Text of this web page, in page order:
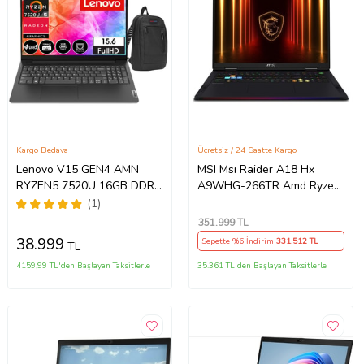
Lenovo V15 GEN4 AMN
RYZEN5 7520U 16GB DDR5
1TB SSD 15.6" Dos FHD
882YU00QYTX03+ZettaÇanta
(1)
Kargo Bedava
38.999 TL
4159,99 TL'den Başlayan Taksitlerle
MSI Msı Raider A18 Hx
A9WHG-266TR Amd Ryzen
Ddr5 2tb SSD Rtx 5070 Ti
12GB Gddr7 18.0" Qhd+
Windows 11 Pro K42
Ücretsiz / 24 Saatte Kargo
351.999TL
Sepette %6 İndirim331.512TL
35.361 TL'den Başlayan Taksitlerle